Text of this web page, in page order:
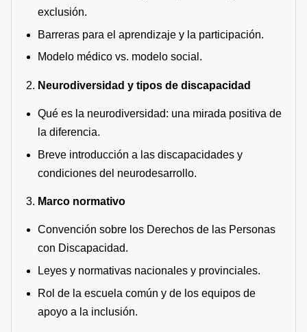
exclusión.
Barreras para el aprendizaje y la participación.
Modelo médico vs. modelo social.
Neurodiversidad y tipos de discapacidad
Qué es la neurodiversidad: una mirada positiva de
la diferencia.
Breve introducción a las discapacidades y
condiciones del neurodesarrollo.
Marco normativo
Convención sobre los Derechos de las Personas
con Discapacidad.
Leyes y normativas nacionales y provinciales.
Rol de la escuela común y de los equipos de
apoyo a la inclusión.